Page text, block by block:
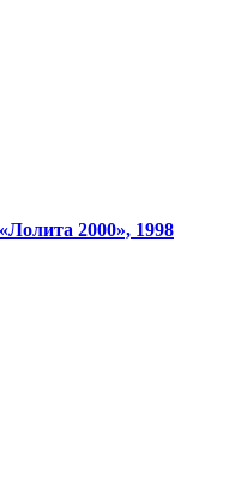
2000», 1998